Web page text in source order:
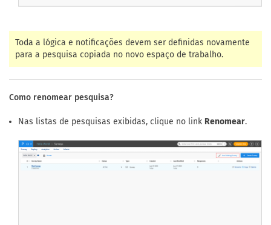
Toda a lógica e notificações devem ser definidas novamente
para a pesquisa copiada no novo espaço de trabalho.
Como renomear pesquisa?
Nas listas de pesquisas exibidas, clique no link Renomear.